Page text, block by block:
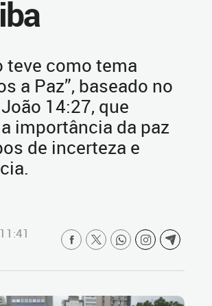
teve como tema
a Paz”, baseado no
14:27, que
importância da paz
de incerteza e